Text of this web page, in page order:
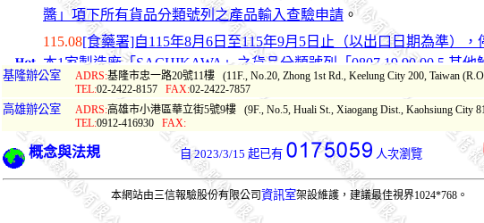
基隆辦公室 ADRS:基隆市忠一路20號11樓 (11F., No.20, Zhong 1st Rd., Keelung City 200, Taiwan
TEL:02-2422-8157 FAX:02-2422-7857
高雄辦公室 ADRS:高雄市小港區華立街5號9樓 (9F., No.5, Huali St., Xiaogang Dist., Kaohsiung City
TEL:0912-416930 FAX:
概念與法規 自 2023/3/15 起已有 人次瀏覽
本網站由三信報驗股份有限公司 資訊室架設維護，建議最佳視界1024*768。